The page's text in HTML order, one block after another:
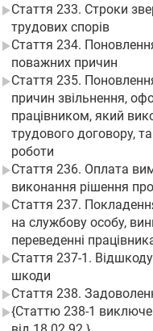
Стаття 233. Строки
трудових спорів
Стаття 234.
поважних причин
Стаття 235.
причин звільнення,
працівником, який
трудового договору,
роботи
Стаття 236. Оплата
виконання рішення
Стаття 237.
на службову особу,
переведенні
Стаття 237-1.
шкоди
Стаття 238.
{Статтю 238-1